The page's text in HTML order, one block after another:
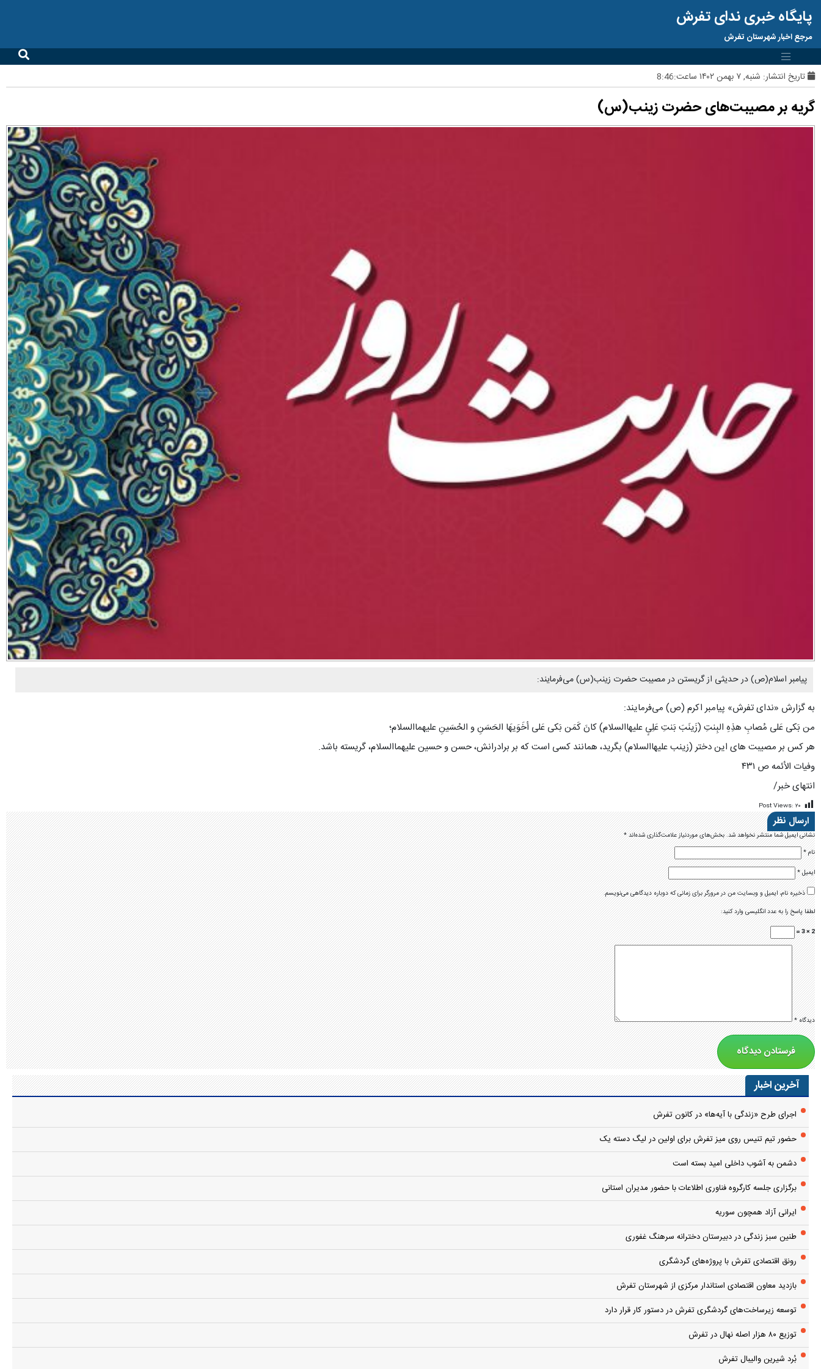
پایگاه خبری ندای تفرش
مرجع اخبار شهرستان تفرش
تاریخ انتشار: شنبه, ۷ بهمن ۱۴۰۲ ساعت:8:46
گریه بر مصیبت‌های حضرت زینب(س)
پیامبر اسلام(ص) در حدیثی از گریستن در مصیبت حضرت زینب(س) می‌فرمایند:
به گزارش «ندای تفرش» پیامبر اکرم (ص) می‌فرمایند:
من بَکى عَلى مُصابِ هذِهِ البِنتِ (زَینَبَ بَنتِ عَلِیٍ علیهاالسلام) کانَ کَمَن بَکى عَلى أخَوَیهَا الحَسَنِ و الحُسَینِ علیهماالسلام؛
هر کس بر مصیبت هاى این دختر (زینب علیهاالسلام) بگرید، همانند کسى است که بر برادرانش، حسن و حسین علیهماالسلام، گریسته باشد.
وفیات الأئمه ص ۴۳۱
انتهای خبر/
Post Views: ۲۰
ارسال نظر
نشانی ایمیل شما منتشر نخواهد شد.بخش‌های موردنیاز علامت‌گذاری شده‌اند*
نام*
ایمیل*
ذخیره نام، ایمیل و وبسایت من در مرورگر برای زمانی که دوباره دیدگاهی می‌نویسم.
لطفا پاسخ را به عدد انگلیسی وارد کنید:
2 × 3 =
دیدگاه*
آخرین اخبار
اجرای طرح «زندگی با آیه‌ها» در کانون تفرش
حضور تیم تنیس روی میز تفرش برای اولین در لیگ دسته یک
دشمن به آشوب داخلی امید بسته است
برگزاری جلسه کارگروه فناوری اطلاعات با حضور مدیران استانی
ایرانی آزاد همچون سوریه
طنین سبز زندگی در دبیرستان دخترانه سرهنگ غفوری
رونق اقتصادی تفرش با پروژه‌های گردشگری
بازدید معاون اقتصادی استاندار مرکزی از شهرستان تفرش
توسعه زیرساخت‌های گردشگری تفرش در دستور کار قرار دارد
توزیع ۸۰ هزار اصله نهال در تفرش
بُرد شیرین والیبال تفرش